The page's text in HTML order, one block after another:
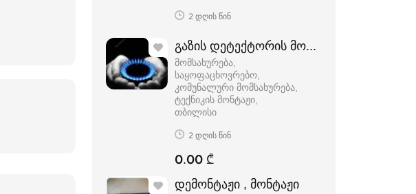
2 დღის წინ
გაზის დეტექტორის მონტაჟი
მომსახურება,
საყოფაცხოვრებო,
კომუნალური მომსახურება,
ტექნიკის მონტაჟი
თბილისი
2 დღის წინ
0.00 ₾
დემონტაჟი , მონტაჟი